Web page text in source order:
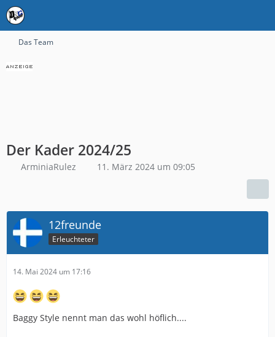
Das Team
Der Kader 2024/25
ArminiaRulez 11. März 2024 um 09:05
12freunde
Erleuchteter
14. Mai 2024 um 17:16
Baggy Style nennt man das wohl höflich....